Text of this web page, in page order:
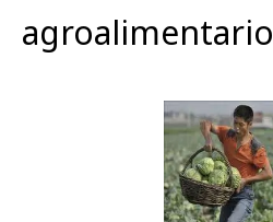
agroalimentario